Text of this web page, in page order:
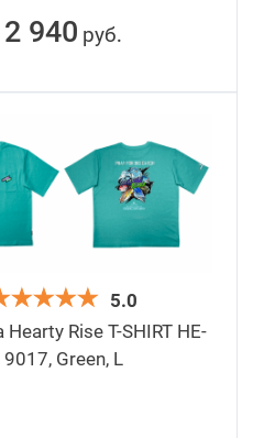
2 940 руб.
5.0
Rise T-SHIRT HE-
9017, Green, L